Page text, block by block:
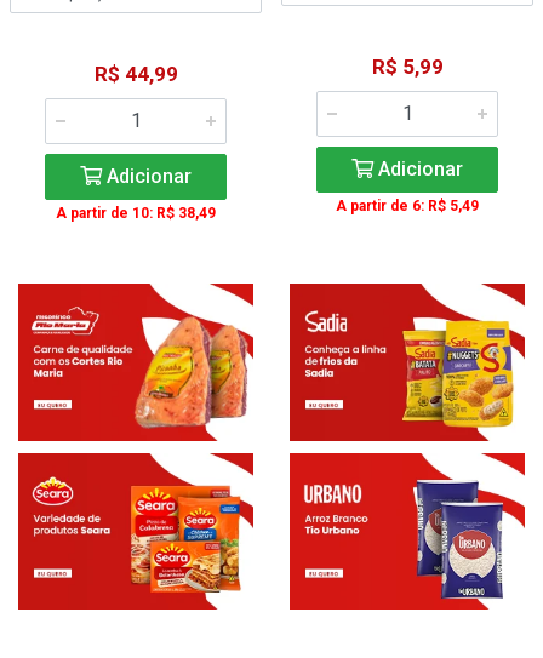
R$ 44,99
Adicionar
A partir de 10: R$ 38,49
R$ 5,99
Adicionar
A partir de 6: R$ 5,49